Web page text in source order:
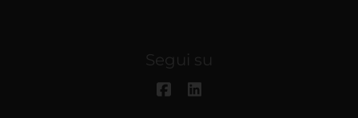
Segui su